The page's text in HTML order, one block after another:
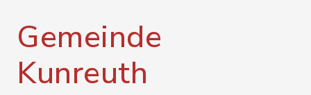
Gemeinde
Kunreuth